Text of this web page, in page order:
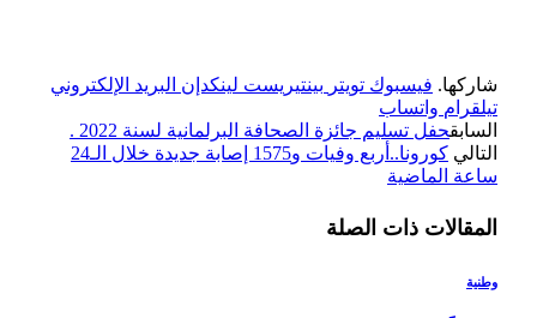
شاركها. فيسبوك تويتر بينتيريست لينكدإن البريد الإلكتروني
تيلقرام واتساب
السابقحفل تسليم جائزة الصحافة البرلمانية لسنة 2022 .
التالي
كورونا..أربع وفيات و1575 إصابة جديدة خلال الـ24
ساعة الماضية
المقالات ذات الصلة
وطنية